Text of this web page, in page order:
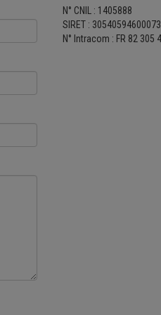
N° CNIL : 1405888
SIRET : 30540594600073
N° Intracom : FR 82 305